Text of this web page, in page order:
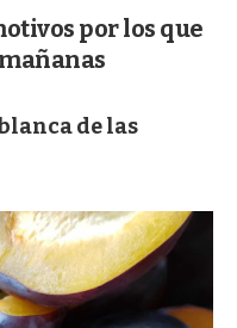
por los que
de las